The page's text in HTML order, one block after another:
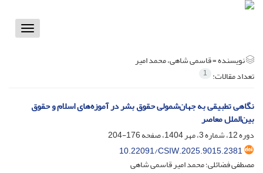
Toggle
نویسنده =قاسمی شاهی، محمد امیر
تعداد مقالات: 1
نگاهی تطبیقی به جهان‌شمولی حقوق بشر در آموزه‌های اسلام و حقوق
بین‌الملل معاصر
دوره 12، شماره 3، مهر 1404، صفحه
176-204
10.22091/CSIW.2025.9015.2381
مصطفی فضائلی؛ محمد امیر قاسمی شاهی